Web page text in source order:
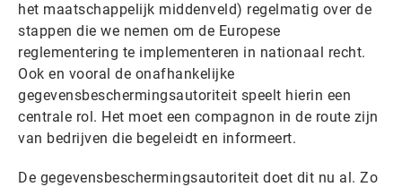
het maatschappelijk middenveld) regelmatig over de
stappen die we nemen om de Europese
reglementering te implementeren in nationaal recht.
Ook en vooral de onafhankelijke
gegevensbeschermingsautoriteit speelt hierin een
centrale rol. Het moet een compagnon in de route zijn
van bedrijven die begeleidt en informeert.
De gegevensbeschermingsautoriteit doet dit nu al. Zo